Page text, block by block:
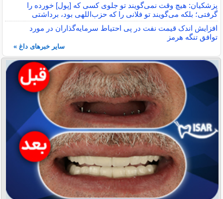
پزشکیان: هیچ وقت نمی‌گویند تو جلوی کسی که [پول] خورده را
گرفتی؛ بلکه می‌گویند تو فلانی را که حزب‌اللهی بود، برداشتی
افزایش اندک قیمت نفت در پی احتیاط سرمایه‌گذاران در مورد
توافق تنگه هرمز
سایر خبرهای داغ »